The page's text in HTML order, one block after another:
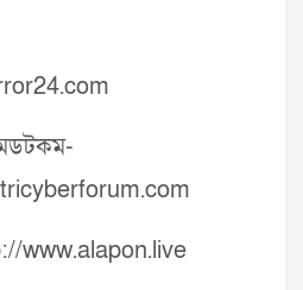
www.alapon.live